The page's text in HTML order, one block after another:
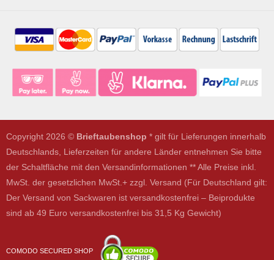
Copyright 2026 © Brieftaubenshop * gilt für Lieferungen innerhalb
Deutschlands, Lieferzeiten für andere Länder entnehmen Sie bitte
der Schaltfläche mit den Versandinformationen ** Alle Preise inkl.
MwSt. der gesetzlichen MwSt.+ zzgl. Versand (Für Deutschland gilt:
Der Versand von Sackwaren ist versandkostenfrei – Beiprodukte
sind ab 49 Euro versandkostenfrei bis 31,5 Kg Gewicht)
COMODO SECURED SHOP